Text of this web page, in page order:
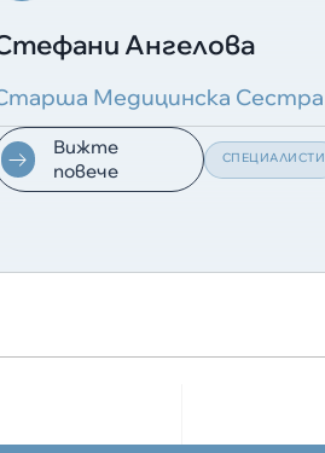
Ангелова
Медицинска Сестра
Вижте
повече
СПЕЦИАЛИСТИ